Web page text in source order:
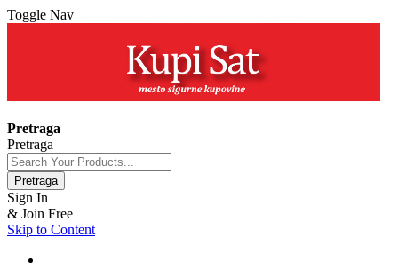
Toggle Nav
Pretraga
Pretraga
Pretraga
Sign In
& Join Free
Skip to Content